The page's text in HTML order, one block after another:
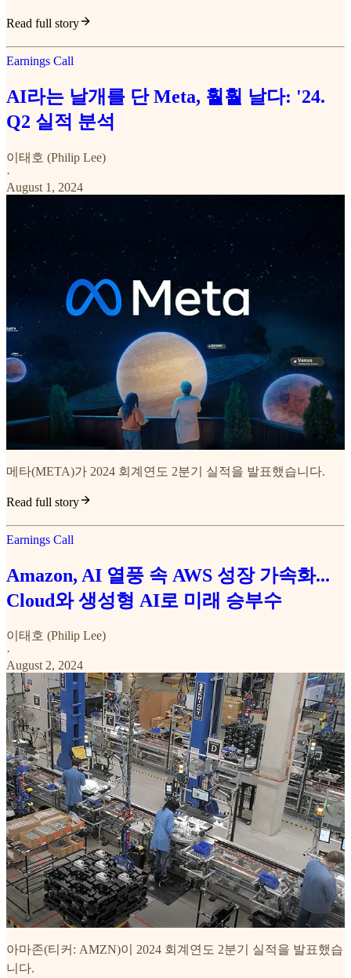
Read full story
Earnings Call
AI라는 날개를 단 Meta, 훨훨 날다: '24.
Q2 실적 분석
이태호 (Philip Lee)
·
August 1, 2024
메타(META)가 2024 회계연도 2분기 실적을 발표했습니다.
Read full story
Earnings Call
Amazon, AI 열풍 속 AWS 성장 가속화...
Cloud와 생성형 AI로 미래 승부수
이태호 (Philip Lee)
·
August 2, 2024
아마존(티커: AMZN)이 2024 회계연도 2분기 실적을 발표했습
니다.